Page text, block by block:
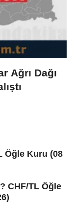
Ağrı Dağı
Öğle Kuru (08
CHF/TL Öğle